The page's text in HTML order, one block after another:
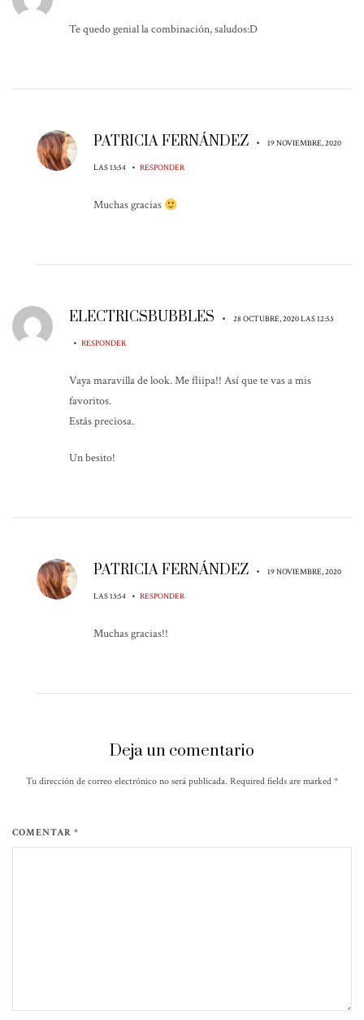
Te quedo genial la combinación, saludos:D
PATRICIA FERNÁNDEZ • 19 NOVIEMBRE, 2020
LAS 13:54 • RESPONDER
Muchas gracias
ELECTRICSBUBBLES • 28 OCTUBRE, 2020 LAS 12:53
• RESPONDER
Vaya maravilla de look. Me fliipa!! Así que te vas a mis
favoritos.
Estás preciosa.
Un besito!
PATRICIA FERNÁNDEZ • 19 NOVIEMBRE, 2020
LAS 13:54 • RESPONDER
Muchas gracias!!
Deja un comentario
Tu dirección de correo electrónico no será publicada. Required fields are marked *
COMENTAR *